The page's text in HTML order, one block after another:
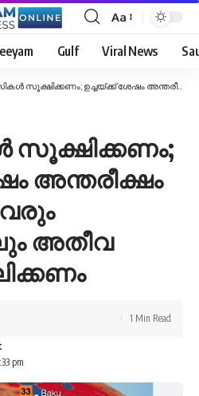
Font
Resizer
Aa
Gulf Viral News
ഉച്ചയ്‌ക്ക് ശേഷം അന്തരീക്ഷം മാറിമറിയും, വരും ദിവസങ്ങളിലും അതീവ ജാഗ്രത പാലിക്കണം
സൂക്ഷിക്കണം;
അന്തരീക്ഷം
വരും
അതീവ
pm
1 Min Read